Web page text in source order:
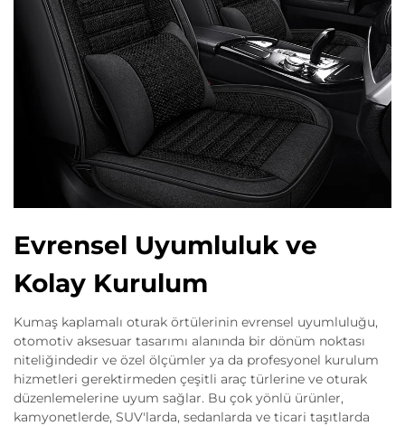
Evrensel Uyumluluk ve
Kolay Kurulum
Kumaş kaplamalı oturak örtülerinin evrensel uyumluluğu,
otomotiv aksesuar tasarımı alanında bir dönüm noktası
niteliğindedir ve özel ölçümler ya da profesyonel kurulum
hizmetleri gerektirmeden çeşitli araç türlerine ve oturak
düzenlemelerine uyum sağlar. Bu çok yönlü ürünler,
kamyonetlerde, SUV'larda, sedanlarda ve ticari taşıtlarda